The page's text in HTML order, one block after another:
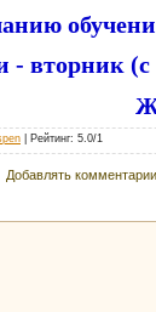
вторник (с
Рейтинг: 5.0/1
Добавлять